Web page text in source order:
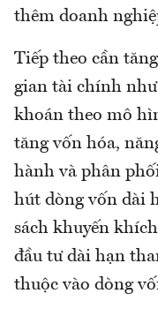
thêm doanh
Tiếp theo cần
gian tài chính
khoán theo mô
tăng vốn hóa,
hành và phân
hút dòng vốn dài
sách khuyến
đầu tư dài hạn
thuộc vào dòng